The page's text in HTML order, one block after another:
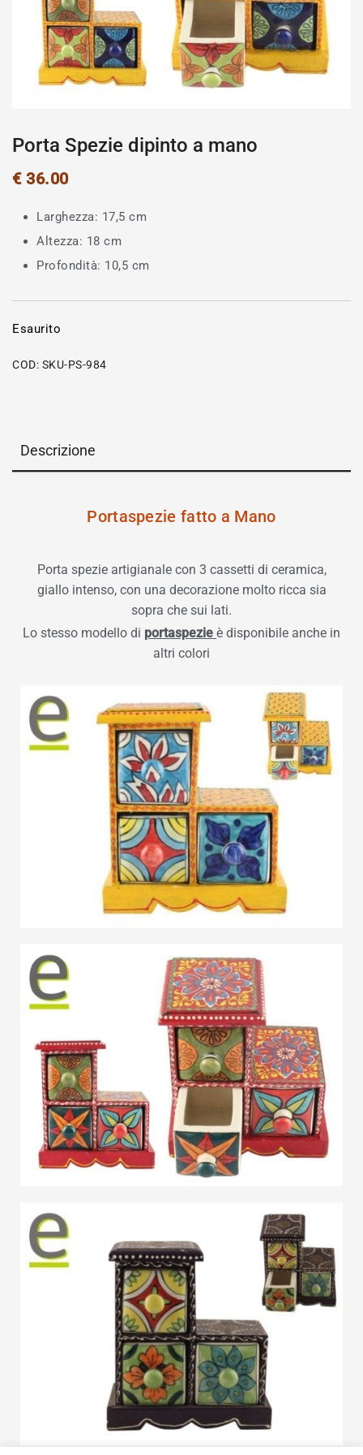
Porta Spezie dipinto a mano
€36.00
Larghezza: 17,5 cm
Altezza: 18 cm
Profondità: 10,5 cm
Esaurito
COD: SKU-PS-984
Descrizione
Portaspezie fatto a Mano
Porta spezie artigianale con 3 cassetti di ceramica,
giallo intenso, con una decorazione molto ricca sia
sopra che sui lati.
Lo stesso modello di portaspezie è disponibile anche in
altri colori